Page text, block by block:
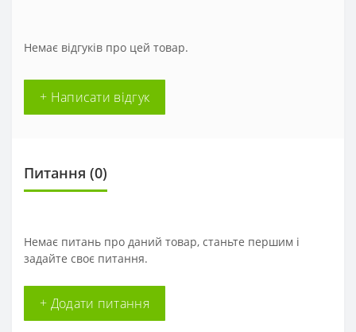
Немає відгуків про цей товар.
+ Написати відгук
Питання (0)
Немає питань про даний товар, станьте першим і
задайте своє питання.
+ Додати питання